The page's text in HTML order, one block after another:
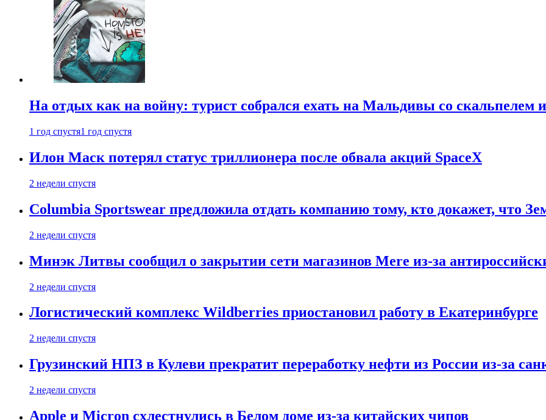
На отдых как на войну: турист собрался ехать на Мальдивы со скальпелем
1 год спустя1 год спустя
Илон Маск потерял статус триллионера после обвала акций SpaceX
2 недели спустя
Columbia Sportswear предложила отдать компанию тому, кто докажет, что
2 недели спустя
Минэк Литвы сообщил о закрытии сети магазинов Mere из-за
2 недели спустя
Логистический комплекс Wildberries приостановил работу в Екатеринбурге
2 недели спустя
Грузинский НПЗ в Кулеви прекратит переработку нефти из России из-за
2 недели спустя
Apple и Micron схлестнулись в Белом доме из-за китайских чипов